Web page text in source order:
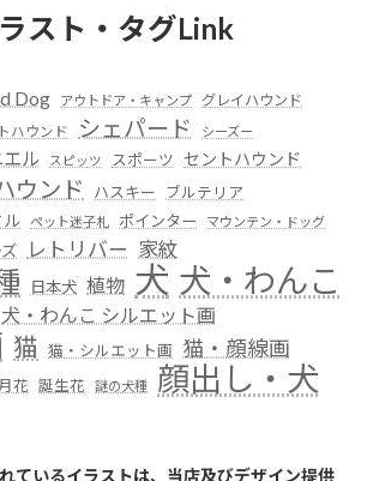
スト・タグLink
Dog アウトドア・キャンプ
グレイハウンド
ハウンド シェパード シーズー
エル スピッツ スポーツ セントハウンド
ウンド ハスキー ブルテリア
ル ペット迷子札 ポインター マウンテン・ドッグ
レトリバー 家紋
日本犬 植物 犬 犬・わんこ
犬・わんこ シルエット画
猫 猫・シルエット画 猫・顔線画
花 誕生花 謎の犬種 顔出し・犬
ているイラストは、当店及びデザイン提供